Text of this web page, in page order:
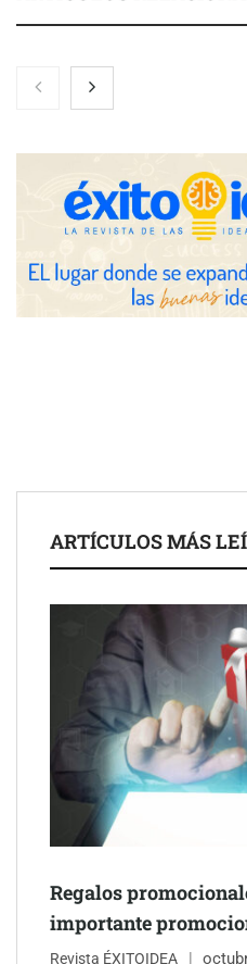
Nicols presenta seis modelos
eclipse solar del 12 de agosto
avanzadas para trading
COMPALISS de LYSOTRIC:
las posibilidades del salón
Schaeffler mejora su
NOVA: innovación y diseño
mano de Tormo Franquicias
ARTÍCULOS MÁS
Regalos
importante
Revista ÉXITOIDEA